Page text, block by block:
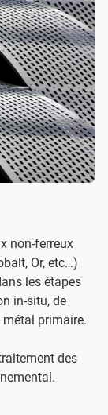
non-ferreux
Or, etc…)
les étapes
in-situ, de
métal primaire.
des